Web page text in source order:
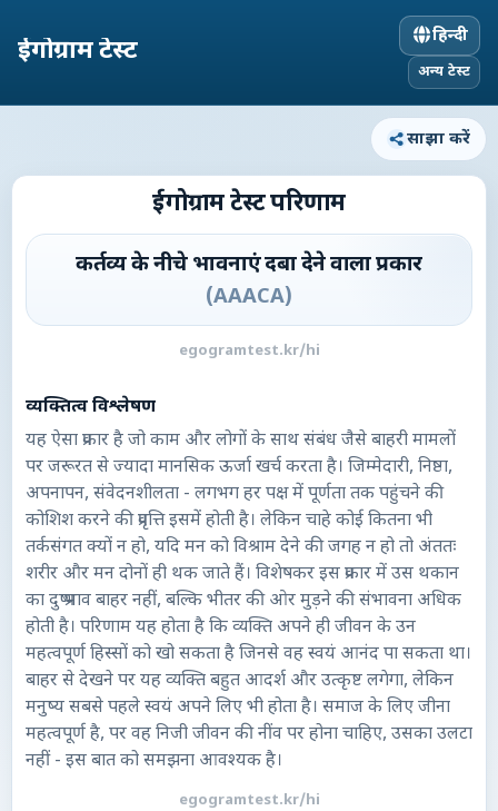
ईगोग्राम टेस्ट हिन्दी
अन्य टेस्ट
साझा करें
ईगोग्राम टेस्ट परिणाम
कर्तव्य के नीचे भावनाएं दबा देने वाला प्रकार
(AAACA)
egogramtest.kr/hi
व्यक्तित्व विश्लेषण
यह ऐसा प्रकार है जो काम और लोगों के साथ संबंध जैसे बाहरी मामलों
पर जरूरत से ज्यादा मानसिक ऊर्जा खर्च करता है। जिम्मेदारी, निष्ठा,
अपनापन, संवेदनशीलता - लगभग हर पक्ष में पूर्णता तक पहुंचने की
कोशिश करने की प्रवृत्ति इसमें होती है। लेकिन चाहे कोई कितना भी
तर्कसंगत क्यों न हो, यदि मन को विश्राम देने की जगह न हो तो अंततः
शरीर और मन दोनों ही थक जाते हैं। विशेषकर इस प्रकार में उस थकान
का दुष्प्रभाव बाहर नहीं, बल्कि भीतर की ओर मुड़ने की संभावना अधिक
होती है। परिणाम यह होता है कि व्यक्ति अपने ही जीवन के उन
महत्वपूर्ण हिस्सों को खो सकता है जिनसे वह स्वयं आनंद पा सकता था।
बाहर से देखने पर यह व्यक्ति बहुत आदर्श और उत्कृष्ट लगेगा, लेकिन
मनुष्य सबसे पहले स्वयं अपने लिए भी होता है। समाज के लिए जीना
महत्वपूर्ण है, पर वह निजी जीवन की नींव पर होना चाहिए, उसका उलटा
नहीं - इस बात को समझना आवश्यक है।
egogramtest.kr/hi